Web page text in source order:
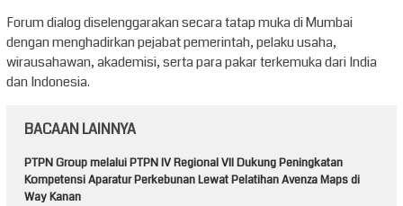
Forum dialog diselenggarakan secara tatap muka di Mumbai
dengan menghadirkan pejabat pemerintah, pelaku usaha,
wirausahawan, akademisi, serta para pakar terkemuka dari India
dan Indonesia.
BACAAN LAINNYA
PTPN Group melalui PTPN IV Regional VII Dukung Peningkatan
Kompetensi Aparatur Perkebunan Lewat Pelatihan Avenza Maps di
Way Kanan